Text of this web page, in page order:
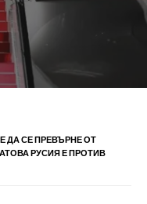
ДА СЕ ПРЕВЪРНЕ ОТ
РУСИЯ Е ПРОТИВ